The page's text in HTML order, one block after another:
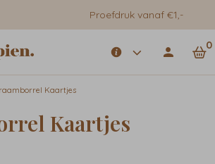
Proefdruk vanaf €1,-
0
Kaartjes
Kaartjes